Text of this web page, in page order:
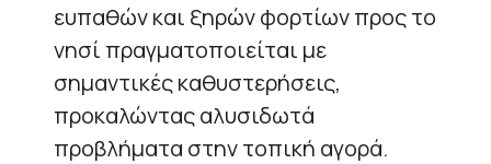
ευπαθών και ξηρών φορτίων προς το
νησί πραγματοποιείται με
σημαντικές καθυστερήσεις,
προκαλώντας αλυσιδωτά
προβλήματα στην τοπική αγορά.